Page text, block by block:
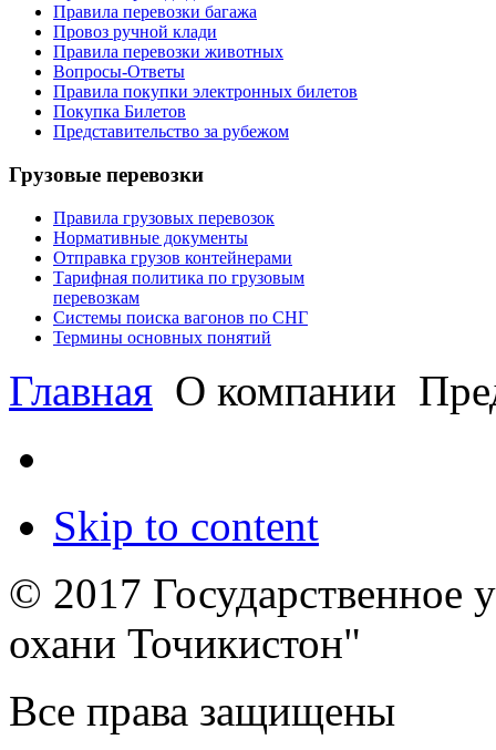
Правила перевозки багажа
Провоз ручной клади
Правила перевозки животных
Вопросы-Ответы
Правила покупки электронных билетов
Покупка Билетов
Представительство за рубежом
Грузовые перевозки
Правила грузовых перевозок
Нормативные документы
Отправка грузов контейнерами
Тарифная политика по грузовым
перевозкам
Системы поиска вагонов по СНГ
Термины основных понятий
Главная О компании
Skip to content
© 2017 Государственное
охани Точикистон"
Все права защищены